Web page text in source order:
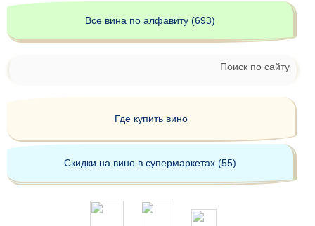
Все вина по алфавиту (693)
Поиск по сайту
Где купить вино
Скидки на вино в супермаркетах (55)